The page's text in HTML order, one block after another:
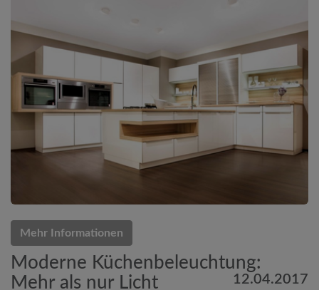
Mehr Informationen
Moderne Küchenbeleuchtung:
Mehr als nur Licht
12.04.2017